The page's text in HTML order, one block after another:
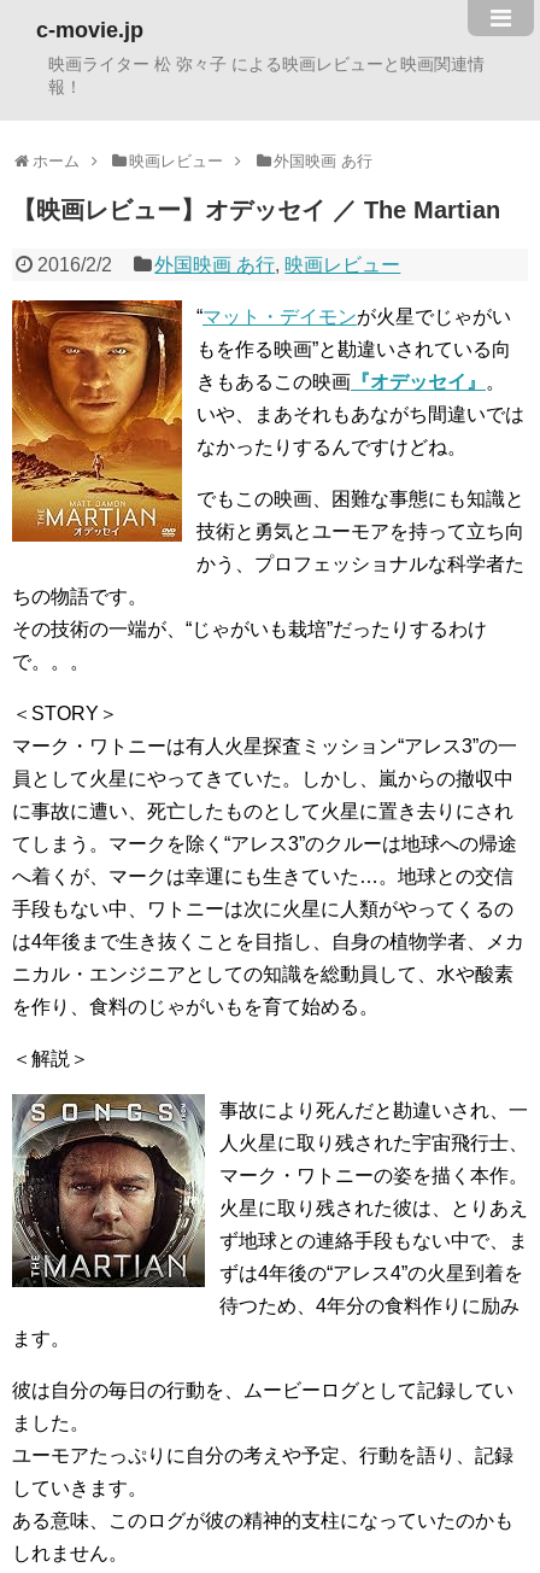
c-movie.jp
映画ライター 松 弥々子 による映画レビューと映画関連情
報！
ホーム 映画レビュー 外国映画 あ行
【映画レビュー】オデッセイ ／ The Martian
2016/2/2 外国映画 あ行, 映画レビュー
“マット・デイモンが火星でじゃがい
もを作る映画”と勘違いされている向
きもあるこの映画 『オデッセイ』
。
いや、まあそれもあながち間違いでは
なかったりするんですけどね。
でもこの映画、困難な事態にも知識と
技術と勇気とユーモアを持って立ち向
かう、プロフェッショナルな科学者た
ちの物語です。
その技術の一端が、“じゃがいも栽培”だったりするわけ
で。。。
＜STORY＞
マーク・ワトニーは有人火星探査ミッション“アレス3”の一
員として火星にやってきていた。しかし、嵐からの撤収中
に事故に遭い、死亡したものとして火星に置き去りにされ
てしまう。マークを除く“アレス3”のクルーは地球への帰途
へ着くが、マークは幸運にも生きていた…。地球との交信
手段もない中、ワトニーは次に火星に人類がやってくるの
は4年後まで生き抜くことを目指し、自身の植物学者、メカ
ニカル・エンジニアとしての知識を総動員して、水や酸素
を作り、食料のじゃがいもを育て始める。
＜解説＞
事故により死んだと勘違いされ、一
人火星に取り残された宇宙飛行士、
マーク・ワトニーの姿を描く本作。
火星に取り残された彼は、とりあえ
ず地球との連絡手段もない中で、ま
ずは4年後の“アレス4”の火星到着を
待つため、4年分の食料作りに励み
ます。
彼は自分の毎日の行動を、ムービーログとして記録してい
ました。
ユーモアたっぷりに自分の考えや予定、行動を語り、記録
していきます。
ある意味、このログが彼の精神的支柱になっていたのかも
しれません。